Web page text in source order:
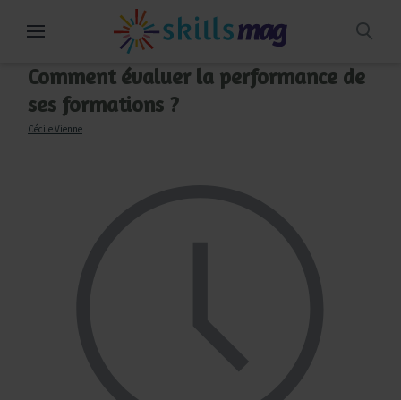
Comment évaluer la performance de
ses formations ?
Cécile Vienne